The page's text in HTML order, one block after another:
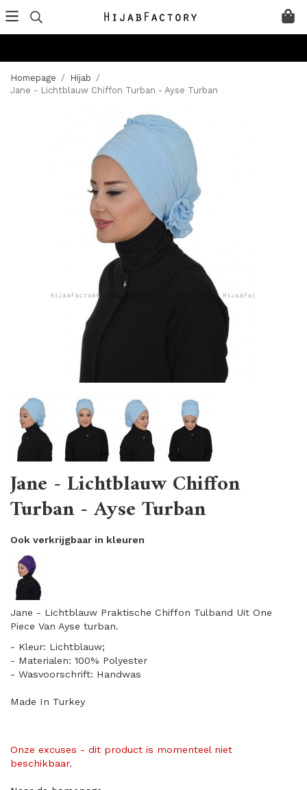
Homepage / Hijab /
Jane - Lichtblauw Chiffon Turban - Ayse Turban
Jane - Lichtblauw Chiffon
Turban - Ayse Turban
Ook verkrijgbaar in kleuren
Jane - Lichtblauw Praktische Chiffon Tulband Uit One
Piece Van Ayse turban.
- Kleur: Lichtblauw;
- Materialen: 100% Polyester
- Wasvoorschrift: Handwas
Made In Turkey
Onze excuses - dit product is momenteel niet
beschikbaar.